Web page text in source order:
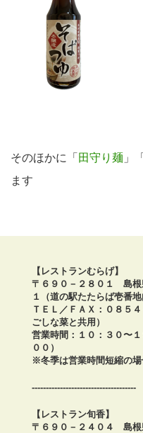
そのほかに「 田守り麺 」「
ます
【レストランむらげ】
〒６９０－２８０１ 島根
１（道の駅たたらば壱番地
ＴＥＬ／ＦＡＸ：０８５
ごしな菜と共用）
営業時間：１０：３０〜
００）
※冬季は営業時間短縮の場
-------------------------------------
【レストラン旬香】
〒６９０－２４０４ 島根